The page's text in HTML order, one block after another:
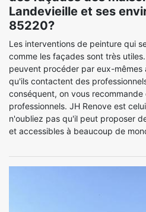
Landevieille et ses
85220?
Les interventions de peinture qui
comme les façades sont très
peuvent procéder par eux-
qu'ils contactent des
conséquent, on vous
professionnels. JH Renove est
n'oubliez pas qu'il peut proposer
et accessibles à beaucoup de